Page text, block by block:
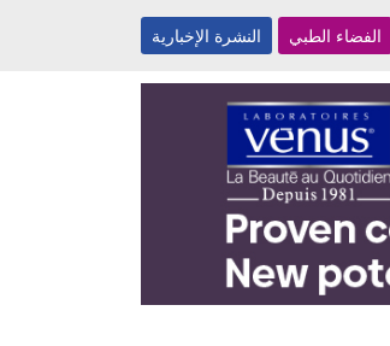
الفضاء الطبي النشرة الإخبارية